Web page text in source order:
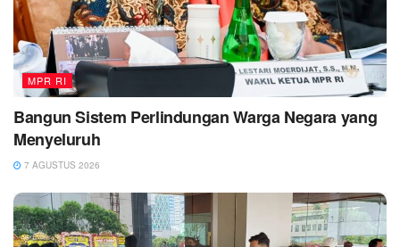
MPR RI
Bangun Sistem Perlindungan Warga Negara yang
Menyeluruh
7 AGUSTUS 2026